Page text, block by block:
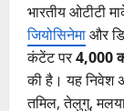
भारतीय ओटीटी
जियोसिनेमाऔर
कंटेंट पर4,000
की है। यह निवेश
तमिल, तेलुगु,